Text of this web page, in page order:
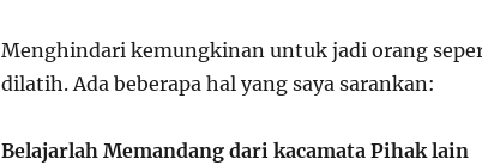
Menghindari kemungkinan untuk jadi orang
dilatih. Ada beberapa hal yang saya sarankan:
Belajarlah Memandang dari kacamata Pihak lain